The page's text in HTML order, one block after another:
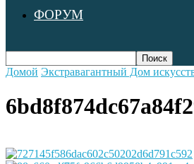
ФОРУМ
Домой Экстравагантный Дом